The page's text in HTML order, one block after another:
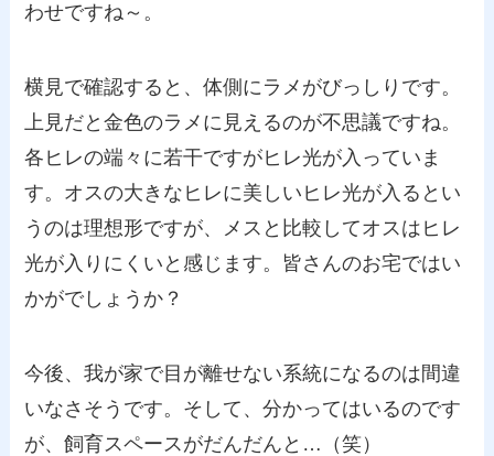
わせですね～。
横見で確認すると、体側にラメがびっしりです。
上見だと金色のラメに見えるのが不思議ですね。
各ヒレの端々に若干ですがヒレ光が入っていま
す。オスの大きなヒレに美しいヒレ光が入るとい
うのは理想形ですが、メスと比較してオスはヒレ
光が入りにくいと感じます。皆さんのお宅ではい
かがでしょうか？
今後、我が家で目が離せない系統になるのは間違
いなさそうです。そして、分かってはいるのです
が、飼育スペースがだんだんと…（笑）